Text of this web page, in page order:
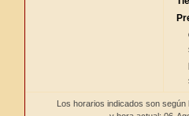
Los horarios indicados son